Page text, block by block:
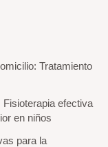
Tratamiento
Fisioterapia efectiva
en niños
para la